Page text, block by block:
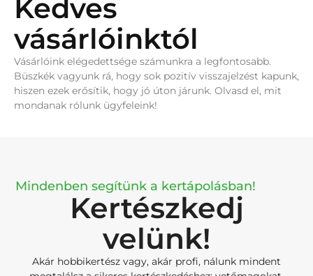
Kedves
vásárlóinktól
Vásárlóink elégedettsége számunkra a legfontosabb.
Büszkék vagyunk rá, hogy sok pozitív visszajelzést kapunk,
hiszen ezek erősítik, hogy jó úton járunk. Olvasd el, mit
mondanak rólunk ügyfeleink!
Mindenben segítünk a kertápolásban!
Kertészkedj
velünk!
Akár hobbikertész vagy, akár profi, nálunk mindent